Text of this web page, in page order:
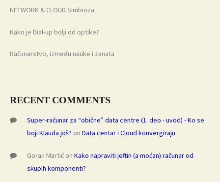
NETWORK & CLOUD Simbioza
Kako je Dial-up bolji od optike?
Računarstvo, između nauke i zanata
RECENT COMMENTS
Super-računar za “obične” data centre (1. deo - uvod) - Ko se
boji Klauda još? on Data centar i Cloud konvergiraju
Goran Martić on Kako napraviti jeftin (a moćan) računar od
skupih komponenti?